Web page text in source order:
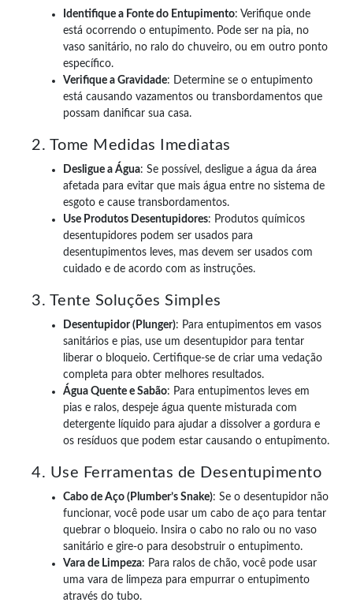
Identifique a Fonte do Entupimento: Verifique onde
está ocorrendo o entupimento. Pode ser na pia, no
vaso sanitário, no ralo do chuveiro, ou em outro ponto
específico.
Verifique a Gravidade: Determine se o entupimento
está causando vazamentos ou transbordamentos que
possam danificar sua casa.
2. Tome Medidas Imediatas
Desligue a Água: Se possível, desligue a água da área
afetada para evitar que mais água entre no sistema de
esgoto e cause transbordamentos.
Use Produtos Desentupidores: Produtos químicos
desentupidores podem ser usados para
desentupimentos leves, mas devem ser usados com
cuidado e de acordo com as instruções.
3. Tente Soluções Simples
Desentupidor (Plunger): Para entupimentos em vasos
sanitários e pias, use um desentupidor para tentar
liberar o bloqueio. Certifique-se de criar uma vedação
completa para obter melhores resultados.
Água Quente e Sabão: Para entupimentos leves em
pias e ralos, despeje água quente misturada com
detergente líquido para ajudar a dissolver a gordura e
os resíduos que podem estar causando o entupimento.
4. Use Ferramentas de Desentupimento
Cabo de Aço (Plumber’s Snake): Se o desentupidor não
funcionar, você pode usar um cabo de aço para tentar
quebrar o bloqueio. Insira o cabo no ralo ou no vaso
sanitário e gire-o para desobstruir o entupimento.
Vara de Limpeza: Para ralos de chão, você pode usar
uma vara de limpeza para empurrar o entupimento
através do tubo.